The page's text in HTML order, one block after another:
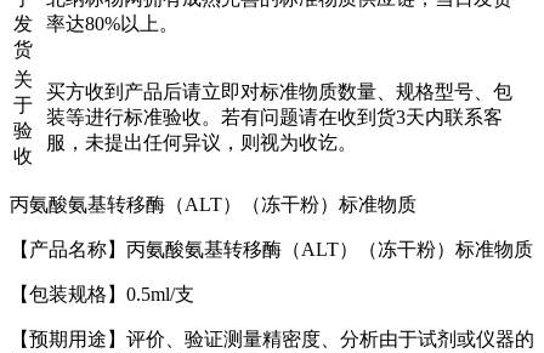
发
货
率达80%以上。
关
于
验
收
买方收到产品后请立即对标准物质数量、规格型号、包
装等进行标准验收。若有问题请在收到货3天内联系客
服，未提出任何异议，则视为收讫。
丙氨酸氨基转移酶（ALT）（冻干粉）标准物质
【产品名称】丙氨酸氨基转移酶（ALT）（冻干粉）标准物质
【包装规格】0.5ml/支
【预期用途】评价、验证测量精密度、分析由于试剂或仪器的